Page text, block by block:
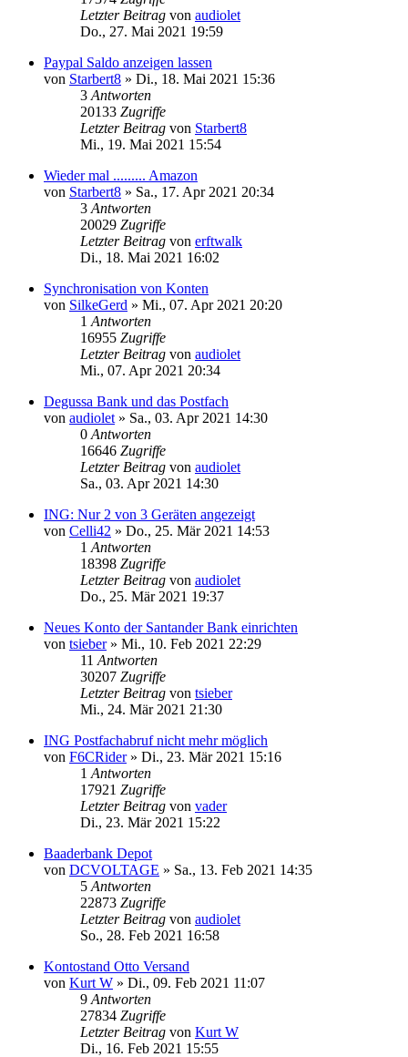
Letzter Beitrag von audiolet
Do., 27. Mai 2021 19:59
Paypal Saldo anzeigen lassen
von Starbert8 » Di., 18. Mai 2021 15:36
3 Antworten
20133 Zugriffe
Letzter Beitrag von Starbert8
Mi., 19. Mai 2021 15:54
Wieder mal ......... Amazon
von Starbert8 » Sa., 17. Apr 2021 20:34
3 Antworten
20029 Zugriffe
Letzter Beitrag von erftwalk
Di., 18. Mai 2021 16:02
Synchronisation von Konten
von SilkeGerd » Mi., 07. Apr 2021 20:20
1 Antworten
16955 Zugriffe
Letzter Beitrag von audiolet
Mi., 07. Apr 2021 20:34
Degussa Bank und das Postfach
von audiolet » Sa., 03. Apr 2021 14:30
0 Antworten
16646 Zugriffe
Letzter Beitrag von audiolet
Sa., 03. Apr 2021 14:30
ING: Nur 2 von 3 Geräten angezeigt
von Celli42 » Do., 25. Mär 2021 14:53
1 Antworten
18398 Zugriffe
Letzter Beitrag von audiolet
Do., 25. Mär 2021 19:37
Neues Konto der Santander Bank einrichten
von tsieber» Mi., 10. Feb 2021 22:29
11 Antworten
30207 Zugriffe
Letzter Beitrag von tsieber
Mi., 24. Mär 2021 21:30
ING Postfachabruf nicht mehr möglich
von F6CRider» Di., 23. Mär 2021 15:16
1 Antworten
17921 Zugriffe
Letzter Beitrag von vader
Di., 23. Mär 2021 15:22
Baaderbank Depot
von DCVOLTAGE » Sa., 13. Feb 2021 14:35
5 Antworten
22873 Zugriffe
Letzter Beitrag von audiolet
So., 28. Feb 2021 16:58
Kontostand Otto Versand
von Kurt W » Di., 09. Feb 2021 11:07
9 Antworten
27834 Zugriffe
Letzter Beitrag von Kurt W
Di., 16. Feb 2021 15:55